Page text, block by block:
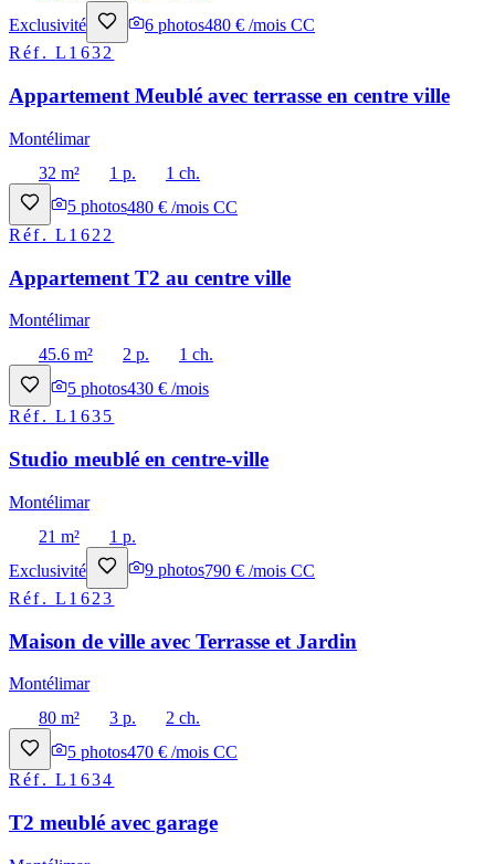
Exclusivité
6 photos480 € /mois CC
Réf.L1632
Appartement Meublé avec terrasse en centre ville
Montélimar
32 m²
1 p.
1 ch.
5 photos480 € /mois CC
Réf.L1622
Appartement T2 au centre ville
Montélimar
45.6 m²
2 p.
1 ch.
5 photos430 € /mois
Réf.L1635
Studio meublé en centre-ville
Montélimar
21 m²
1 p.
Exclusivité
9 photos790 € /mois CC
Réf.L1623
Maison de ville avec Terrasse et Jardin
Montélimar
80 m²
3 p.
2 ch.
5 photos470 € /mois CC
Réf.L1634
T2 meublé avec garage